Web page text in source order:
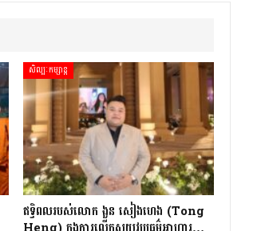
សិល្បៈកម្សាន្ត
ឥទ្ធិពលរបស់លោក ងួន សៀងហេង (Tong